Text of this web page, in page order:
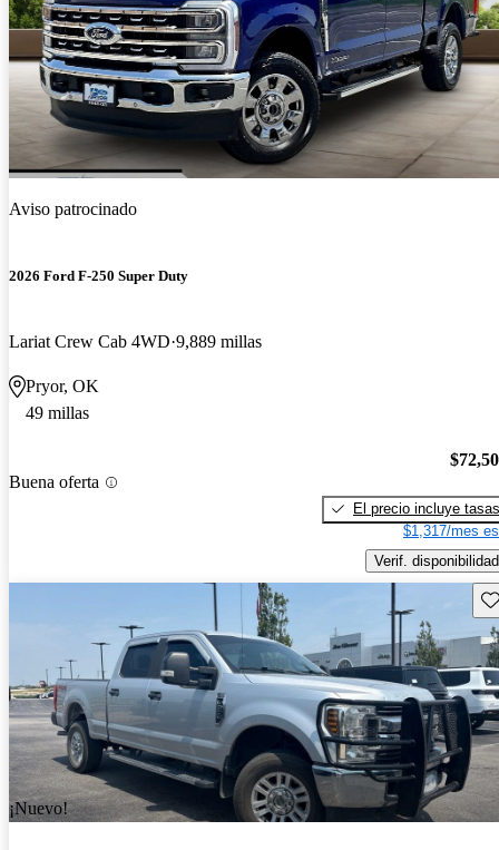
Aviso patrocinado
2026 Ford F-250 Super Duty
Lariat Crew Cab 4WD 9,889 millas
Pryor, OK
49 millas
Buena oferta
El precio incluye tasas
$1,317/mes
Verif. disponibilidad
¡Nuevo!